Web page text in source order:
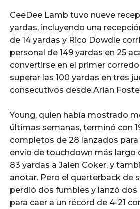
CeeDee Lamb tuvo nueve
yardas, incluyendo una
de 14 yardas y Rico Dowdle
personal de 149 yardas en 25
convertirse en el primer
superar las 100 yardas en tres
consecutivos desde Arian
Young, quien había mostrado
últimas semanas, terminó con
completos de 28 lanzados para
envío de touchdown más largo
83 yardas a Jalen Coker, y
anotar. Pero el quarterback de
perdió dos fumbles y lanzó dos
para caer a un récord de 4-21